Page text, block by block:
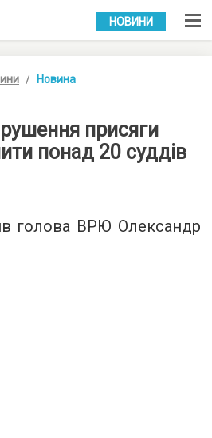
УКР РУС
НОВИНИ
Новина
присяги
понад 20 суддів
голова ВРЮ Олександр